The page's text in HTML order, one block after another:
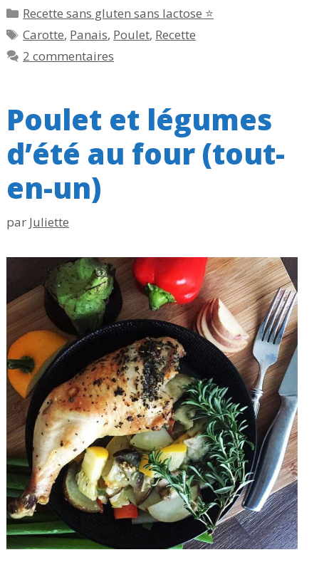
Catégories
Recette sans gluten sans lactose ⭐
Étiquettes
Carotte, Panais, Poulet, Recette
2 commentaires
Poulet et légumes
d’été au four (tout-
en-un)
par Juliette